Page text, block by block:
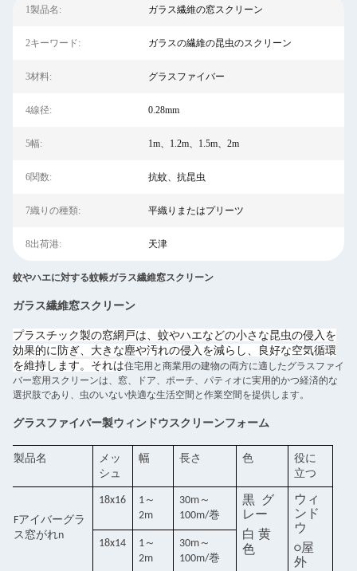
1製品名: ガラス繊維の窓スクリーン
2キーワード: ガラスの繊維の昆虫のスクリーン
3材料: グラスファイバー
4線径: 0.28mm
5幅: 1m、1.2m、1.5m、2m
6関数: 抗蚊、抗昆虫
7織りの種類: 平織りまたはプリーツ
8出荷港: 天津
蚊やハエに対する蚊帳ガラス繊維窓スクリーン
ガラス繊維窓スクリーン
プラスチック製の窓網戸は、蚊やハエなどの小さな昆虫の侵入を
効果的に防ぎ、大きな塵や汚れの侵入を減らし、良好な空気循環
を維持します。それは住宅用と商業用の建物の両方に適したグラスファイ
バー窓用スクリーンは、窓、ドア、ポーチ、パティオに実用的かつ経済的な
選択肢であり、虫のいない快適な生活空間と作業空間を提供します。
グラスファイバー製ウィンドウスクリーンフォーム
製品名
メッ
シュ
幅 長さ 色
役に
立つ
Fアイバーグラ
ス窓がれn
18x16
1～
2m
30m～
100m/巻
黒
グ
レー
白 黄
色
ウィ
ンド
ウ
○屋
外
18x14
1～
2m
30m～
100m/巻